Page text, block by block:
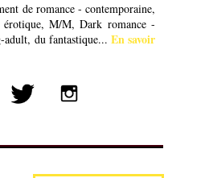
de romance - contemporaine,
érotique, M/M, Dark romance -
adult, du fantastique... En savoir